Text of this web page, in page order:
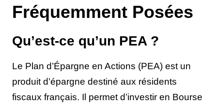
Fréquemment Posées
Qu’est-ce qu’un PEA ?
Le Plan d’Épargne en Actions (PEA) est un
produit d’épargne destiné aux résidents
fiscaux français. Il permet d’investir en Bourse